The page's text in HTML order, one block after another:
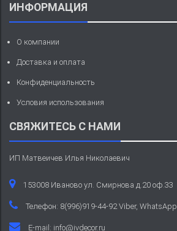
ИНФОРМАЦИЯ
О компании
Доставка и оплата
Конфиденциальность
Условия использования
СВЯЖИТЕСЬ С НАМИ
ИП Матвеичев Илья Николаевич
153008 Иваново ул. Смирнова д.20 оф.33
Телефон: 8(996)919-44-92 Viber, WhatsApp
E-mail: info@ivdecor.ru